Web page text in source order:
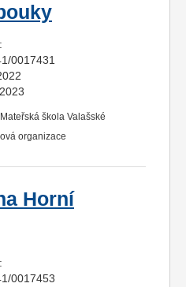
0017431
Mateřská škola Valašské
organizace
Horní
0017453